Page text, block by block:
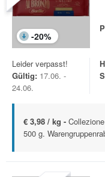
-20%
Leider verpasst!
Gültig: 17.06. -
24.06.
€ 3,98 / kg -
500 g.